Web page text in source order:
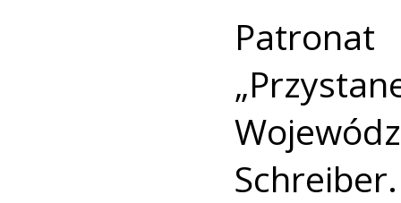
Schreiber.